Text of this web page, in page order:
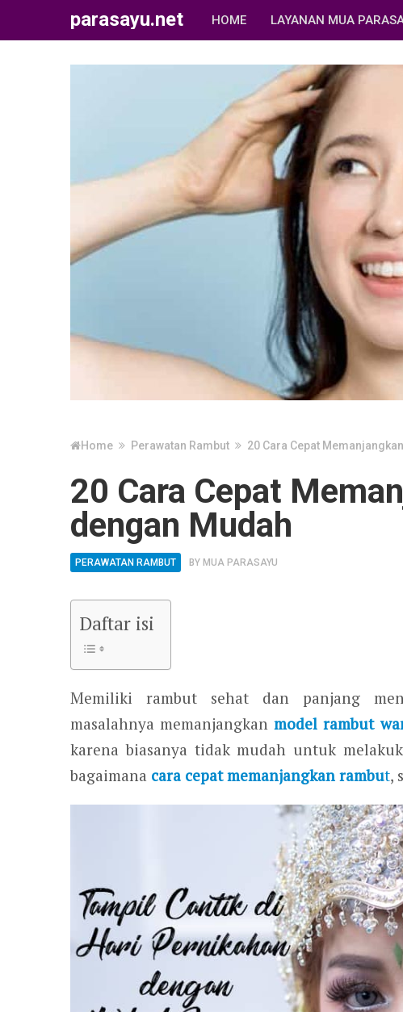
parasayu.net HOME LAYANAN MUA
Home Perawatan Rambut 20 Cara Cepat
20 Cara Cepat
dengan Mudah
PERAWATAN RAMBUT BY MUA PARASAYU
Daftar isi
Memiliki rambut sehat dan panjang
masalahnya memanjangkanmodel rambut
karena biasanya tidak mudah untuk
bagaimana cara cepat memanjangkan rambut,